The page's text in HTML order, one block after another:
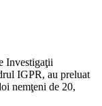
Investigaţii
IGPR, au preluat
nemţeni de 20,